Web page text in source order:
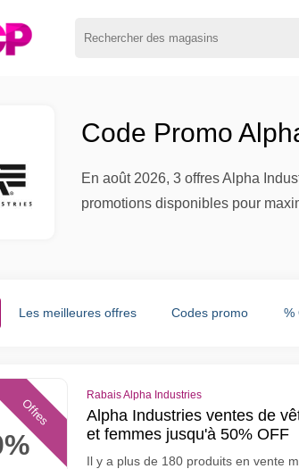
Code Promo
En août 2026, 3 offres Alpha
promotions disponibles pour
Les meilleures offres Codes promo %
Offres
Rabais Alpha Industries
Alpha Industries ventes de
et femmes jusqu'à 50% OFF
Il y a plus de 180 produits en vente